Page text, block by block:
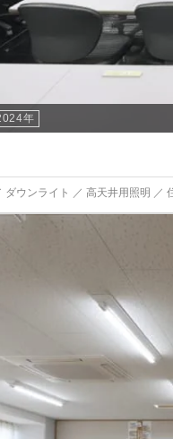
年
ウンライト ／ 高天井用照明 ／